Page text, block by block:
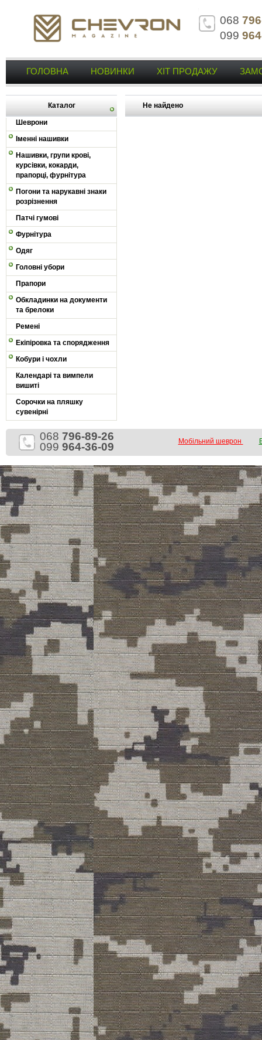
068
099
ГОЛОВНА НОВИНКИ ХІТ ПРОДАЖУ
Каталог
Шеврони
Іменні нашивки
Нашивки, групи крові,
курсівки, кокарди,
прапорці, фурнітура
Погони та нарукавні знаки
розрізнення
Патчі гумові
Фурнітура
Одяг
Головні убори
Прапори
Обкладинки на документи
та брелоки
Ремені
Екіпіровка та спорядження
Кобури і чохли
Календарі та вимпели
вишиті
Сорочки на пляшку
сувенірні
Не найдено
068 796-89-26
099 964-36-09 Мобільний шеврон